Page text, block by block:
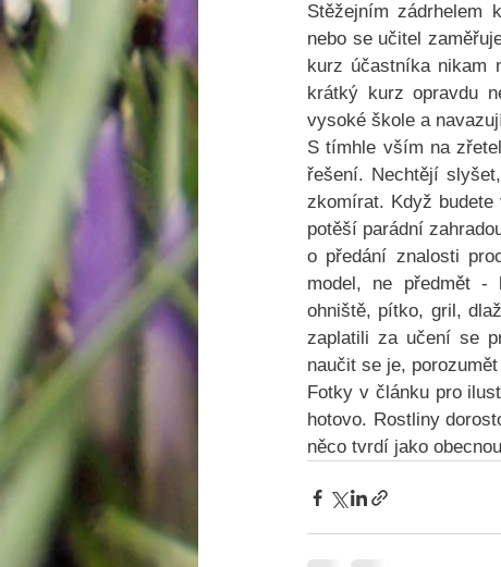
Stěžejním zádrhelem
nebo se učitel
kurz účastníka nikam
krátký kurz opravdu
vysoké škole a
S tímhle vším na
řešení. Nechtějí
zkomírat. Když
potěší parádní
o předání znalosti
model, ne předmět -
ohniště, pítko, gril,
zaplatili za učení se
naučit se je,
Fotky v článku pro
hotovo. Rostliny
něco tvrdí jako